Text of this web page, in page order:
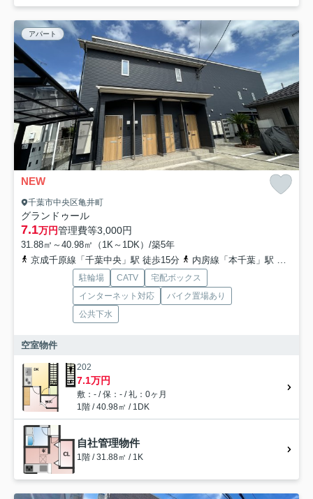
アパート
NEW
千葉市中央区亀井町
グランドゥール
7.1万円管理費等3,000円
31.88㎡～40.98㎡（1K～1DK）/築5年
京成千原線「千葉中央」駅 徒歩15分
内房線「本千葉」駅 徒歩16分
駐輪場 CATV
宅配ボックス
インターネット対応
バイク置場あり
公共下水
空室物件
202
7.1万円
敷：- / 保：- / 礼：0ヶ月
1階 / 40.98㎡ / 1DK
自社管理物件
1階 / 31.88㎡ / 1K